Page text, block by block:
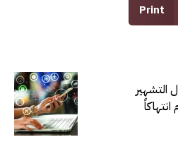
Print
التشهير